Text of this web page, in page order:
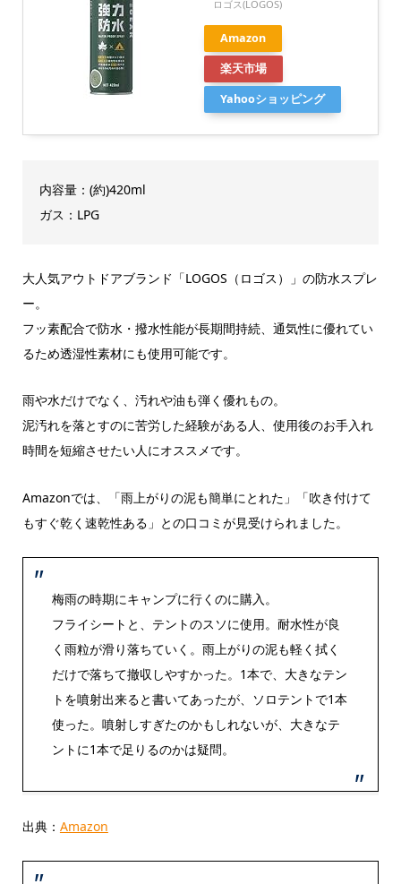
ロゴス(LOGOS)
Amazon
楽天市場
Yahooショッピング
内容量：(約)420ml
ガス：LPG
大人気アウトドアブランド「LOGOS（ロゴス）」の防水スプレ
ー。
フッ素配合で防水・撥水性能が長期間持続、通気性に優れてい
るため透湿性素材にも使用可能です。
雨や水だけでなく、汚れや油も弾く優れもの。
泥汚れを落とすのに苦労した経験がある人、使用後のお手入れ
時間を短縮させたい人にオススメです。
Amazonでは、「雨上がりの泥も簡単にとれた」「吹き付けて
もすぐ乾く速乾性ある」との口コミが見受けられました。
梅雨の時期にキャンプに行くのに購入。
フライシートと、テントのスソに使用。耐水性が良
く雨粒が滑り落ちていく。雨上がりの泥も軽く拭く
だけで落ちて撤収しやすかった。1本で、大きなテン
トを噴射出来ると書いてあったが、ソロテントで1本
使った。噴射しすぎたのかもしれないが、大きなテ
ントに1本で足りるのかは疑問。
出典： Amazon